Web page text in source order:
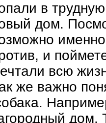
в
дом.
и
всю
же важно
дом.